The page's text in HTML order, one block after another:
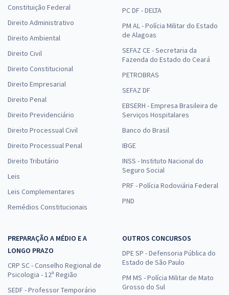
Constituição Federal
Direito Administrativo
Direito Ambiental
Direito Civil
Direito Constitucional
Direito Empresarial
Direito Penal
Direito Previdenciário
Direito Processual Civil
Direito Processual Penal
Direito Tributário
Leis
Leis Complementares
Remédios Constitucionais
PC DF - DELTA
PM AL - Polícia Militar do Estado
de Alagoas
SEFAZ CE - Secretaria da
Fazenda do Estado do Ceará
PETROBRAS
SEFAZ DF
EBSERH - Empresa Brasileira de
Serviços Hospitalares
Banco do Brasil
IBGE
INSS - Instituto Nacional do
Seguro Social
PRF - Polícia Rodoviária Federal
PND
PREPARAÇÃO A MÉDIO E A
LONGO PRAZO
CRP SC - Conselho Regional de
Psicologia - 12ª Região
SEDF - Professor Temporário
OUTROS CONCURSOS
DPE SP - Defensoria Pública do
Estado de São Paulo
PM MS - Polícia Militar de Mato
Grosso do Sul